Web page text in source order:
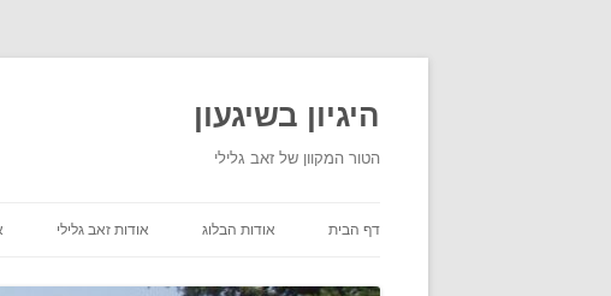
היגיון בשיגעון
הטור המקוון של זאב גלילי
דף הבית אודות הבלוג אודות זאב גלילי